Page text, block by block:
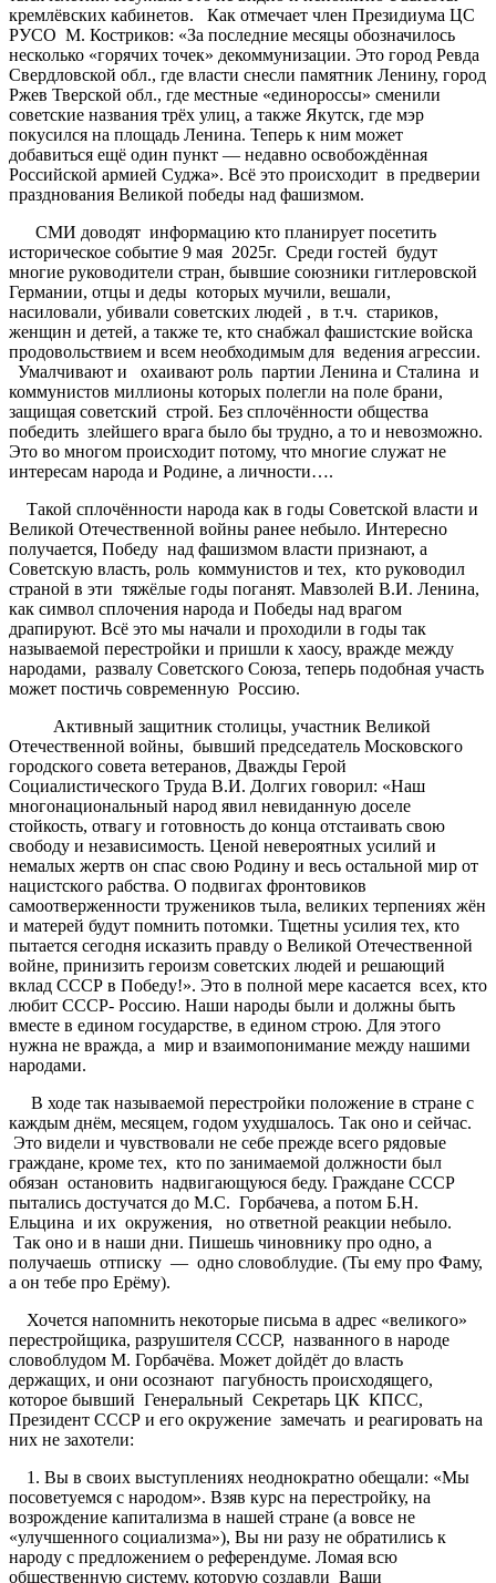
кремлёвских кабинетов. Как отмечает член Президиума ЦС
РУСО М. Костриков: «За последние месяцы обозначилось
несколько «горячих точек» декоммунизации. Это город Ревда
Свердловской обл., где власти снесли памятник Ленину, город
Ржев Тверской обл., где местные «единороссы» сменили
советские названия трёх улиц, а также Якутск, где мэр
покусился на площадь Ленина. Теперь к ним может
добавиться ещё один пункт — недавно освобождённая
Российской армией Суджа». Всё это происходит в предверии
празднования Великой победы над фашизмом.
СМИ доводят информацию кто планирует посетить
историческое событие 9 мая 2025г. Среди гостей будут
многие руководители стран, бывшие союзники гитлеровской
Германии, отцы и деды которых мучили, вешали,
насиловали, убивали советских людей , в т.ч. стариков,
женщин и детей, а также те, кто снабжал фашистские войска
продовольствием и всем необходимым для ведения агрессии.
Умалчивают и охаивают роль партии Ленина и Сталина и
коммунистов миллионы которых полегли на поле брани,
защищая советский строй. Без сплочённости общества
победить злейшего врага было бы трудно, а то и невозможно.
Это во многом происходит потому, что многие служат не
интересам народа и Родине, а личности….
Такой сплочённости народа как в годы Советской власти и
Великой Отечественной войны ранее небыло. Интересно
получается, Победу над фашизмом власти признают, а
Советскую власть, роль коммунистов и тех, кто руководил
страной в эти тяжёлые годы поганят. Мавзолей В.И. Ленина,
как символ сплочения народа и Победы над врагом
драпируют. Всё это мы начали и проходили в годы так
называемой перестройки и пришли к хаосу, вражде между
народами, развалу Советского Союза, теперь подобная участь
может постичь современную Россию.
Активный защитник столицы, участник Великой
Отечественной войны, бывший председатель Московского
городского совета ветеранов, Дважды Герой
Социалистического Труда В.И. Долгих говорил: «Наш
многонациональный народ явил невиданную доселе
стойкость, отвагу и готовность до конца отстаивать свою
свободу и независимость. Ценой невероятных усилий и
немалых жертв он спас свою Родину и весь остальной мир от
нацистского рабства. О подвигах фронтовиков
самоотверженности тружеников тыла, великих терпениях жён
и матерей будут помнить потомки. Тщетны усилия тех, кто
пытается сегодня исказить правду о Великой Отечественной
войне, принизить героизм советских людей и решающий
вклад СССР в Победу!». Это в полной мере касается всех, кто
любит СССР- Россию. Наши народы были и должны быть
вместе в едином государстве, в едином строю. Для этого
нужна не вражда, а мир и взаимопонимание между нашими
народами.
В ходе так называемой перестройки положение в стране с
каждым днём, месяцем, годом ухудшалось. Так оно и сейчас.
Это видели и чувствовали не себе прежде всего рядовые
граждане, кроме тех, кто по занимаемой должности был
обязан остановить надвигающуюся беду. Граждане СССР
пытались достучатся до М.С. Горбачева, а потом Б.Н.
Ельцина и их окружения, но ответной реакции небыло.
Так оно и в наши дни. Пишешь чиновнику про одно, а
получаешь отписку — одно словоблудие. (Ты ему про Фаму,
а он тебе про Ерёму).
Хочется напомнить некоторые письма в адрес «великого»
перестройщика, разрушителя СССР, названного в народе
словоблудом М. Горбачёва. Может дойдёт до власть
держащих, и они осознают пагубность происходящего,
которое бывший Генеральный Секретарь ЦК КПСС,
Президент СССР и его окружение замечать и реагировать на
них не захотели:
1. Вы в своих выступлениях неоднократно обещали: «Мы
посоветуемся с народом». Взяв курс на перестройку, на
возрождение капитализма в нашей стране (а вовсе не
«улучшенного социализма»), Вы ни разу не обратились к
народу с предложением о референдуме. Ломая всю
общественную систему, которую создавли Ваши